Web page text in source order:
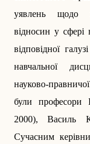
уявлень щодо
відносин у сфері
відповідної
навчальної
науково-
були
2000), Василь
Сучасним